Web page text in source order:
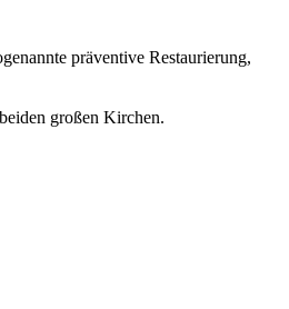
präventive Restaurierung,
großen Kirchen.